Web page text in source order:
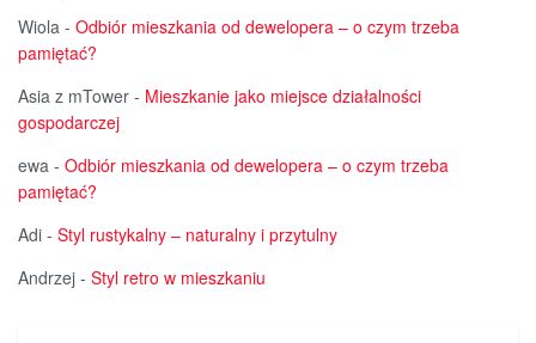
Wiola - Odbiór mieszkania od dewelopera – o czym trzeba
pamiętać?
Asia z mTower - Mieszkanie jako miejsce działalności
gospodarczej
ewa - Odbiór mieszkania od dewelopera – o czym trzeba
pamiętać?
Adi - Styl rustykalny – naturalny i przytulny
Andrzej - Styl retro w mieszkaniu